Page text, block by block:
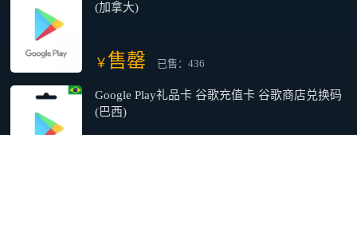
(加拿大)
￥ 售罄 已售：436
Google Play礼品卡 谷歌充值卡 谷歌商店兑换码
(巴西)